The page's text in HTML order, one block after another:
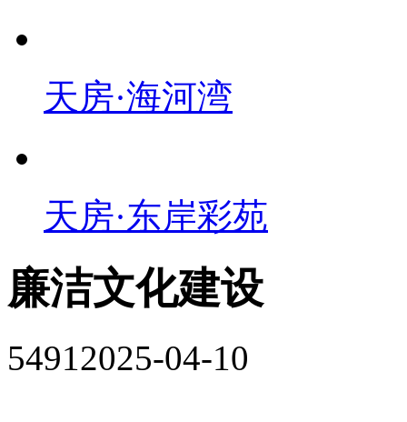
天房·海河湾
天房·东岸彩苑
廉洁文化建设
5491 2025-04-10